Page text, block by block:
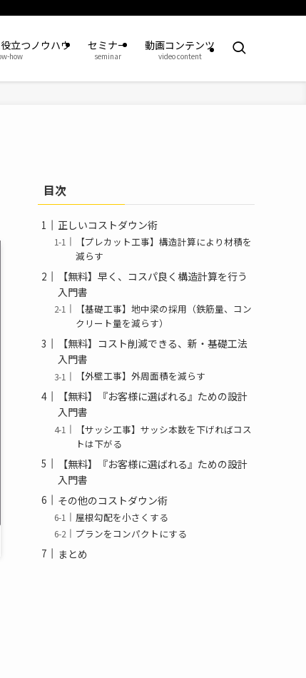
立つノウハウ
how
セミナー
seminar
動画コンテンツ
video content
目次
正しいコストダウン術
【プレカット工事】構造計算により材積を
減らす
【無料】早く、コスパ良く構造計算を行う
入門書
【基礎工事】地中梁の採用（鉄筋量、コン
クリート量を減らす）
【無料】コスト削減できる、新・基礎工法
入門書
【外壁工事】外周面積を減らす
【無料】『お客様に選ばれる』ための設計
入門書
【サッシ工事】サッシ本数を下げればコス
トは下がる
【無料】『お客様に選ばれる』ための設計
入門書
その他のコストダウン術
屋根勾配を小さくする
プランをコンパクトにする
まとめ